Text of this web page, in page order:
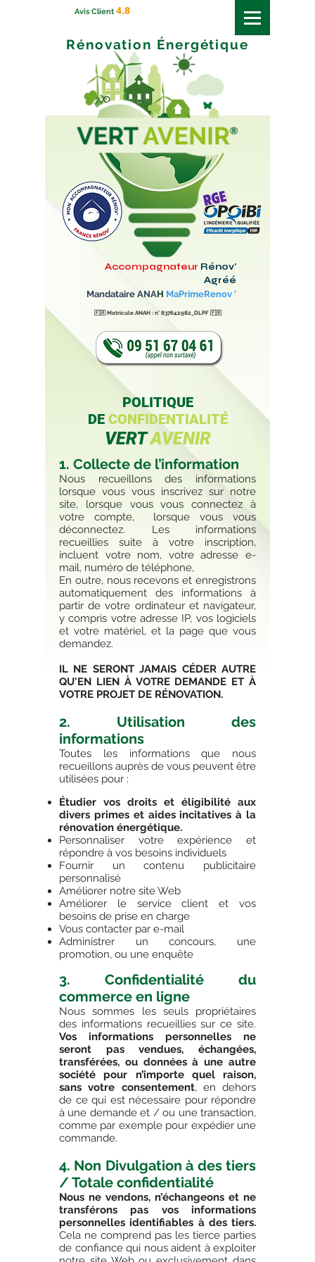
Avis Client 4.8
Rénovation Énergétique
Accompagnateur Rénov'
Agréé
Mandataire ANAH MaPrimeRenov '
🇫🇷Matricule ANAH : n° 837642982_DLPF🇫🇷
POLITIQUE
DE CONFIDENTIALITÉ
VERTAVENIR
1. Collecte de l’information
Nous recueillons des informations
lorsque vous vous inscrivez sur notre
site, lorsque vous vous connectez à
votre compte, lorsque vous vous
déconnectez. Les informations
recueillies suite à votre inscription,
incluent votre nom, votre adresse e-
mail, numéro de téléphone,
En outre, nous recevons et enregistrons
automatiquement des informations à
partir de votre ordinateur et navigateur,
y compris votre adresse IP, vos logiciels
et votre matériel, et la page que vous
demandez.
IL NE SERONT JAMAIS CÉDER AUTRE
QU'EN LIEN À VOTRE DEMANDE ET À
VOTRE PROJET DE RÉNOVATION.
2. Utilisation des
informations
Toutes les informations que nous
recueillons auprès de vous peuvent être
utilisées pour :
Étudier vos droits et éligibilité aux
divers primes et aides incitatives à la
rénovation énergétique.
Personnaliser votre expérience et
répondre à vos besoins individuels
Fournir un contenu publicitaire
personnalisé
Améliorer notre site Web
Améliorer le service client et vos
besoins de prise en charge
Vous contacter par e-mail
Administrer un concours, une
promotion, ou une enquête
3. Confidentialité du
commerce en ligne
Nous sommes les seuls propriétaires
des informations recueillies sur ce site.
Vos informations personnelles ne
seront pas vendues, échangées,
transférées, ou données à une autre
société pour n’importe quel raison,
sans votre consentement, en dehors
de ce qui est nécessaire pour répondre
à une demande et / ou une transaction,
comme par exemple pour expédier une
commande.
4. Non Divulgation à des tiers
/ Totale confidentialité
Nous ne vendons, n’échangeons et ne
transférons pas vos informations
personnelles identifiables à des tiers.
Cela ne comprend pas les tierce parties
de confiance qui nous aident à exploiter